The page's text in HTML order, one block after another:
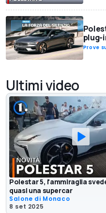
plug-
Prove
Ultimi video
Polestar 5, l'ammiraglia
quasi una supercar
Salone di Monaco
8 set 2025